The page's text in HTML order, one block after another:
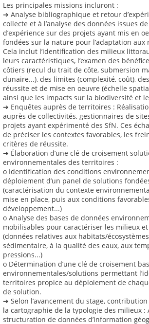
Les principales missions incluront :
➔ Analyse bibliographique et retour
collecte et à l’analyse des données issues
d’expérience sur des projets ayant mis en
fondées sur la nature pour l’adaptation aux
Cela inclut l’identification des milieux
leurs caractéristiques, l’examen des
côtiers (recul du trait de côte, submersion
dunaire...), des limites (complexité, coût),
réussite et de mise en oeuvre (échelle
ainsi que les impacts sur la biodiversité et
➔ Enquêtes auprès de territoires :
auprès de collectivités, gestionnaires de
projets ayant expérimenté des SfN. Ces
de préciser les contextes favorables, les
critères de réussite.
➔ Élaboration d’une clé de croisement
environnementales des territoires :
o Identification des conditions
déploiement d’un panel de solutions
(caractérisation du contexte
mise en place, puis aux conditions
développement...)
o Analyse des bases de données
mobilisables pour caractériser les milieux
(données relatives aux habitats/
sédimentaire, à la qualité des eaux, aux
pressions...)
o Détermination d’une clé de croisement
environnementales/solutions permettant
territoires propice au déploiement de
de solution.
➔ Selon l’avancement du stage,
la cartographie de la typologie des milieux :
structuration de données d’information